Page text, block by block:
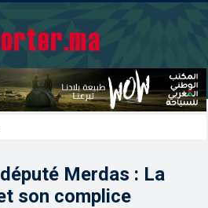
Merdas : La
son complice